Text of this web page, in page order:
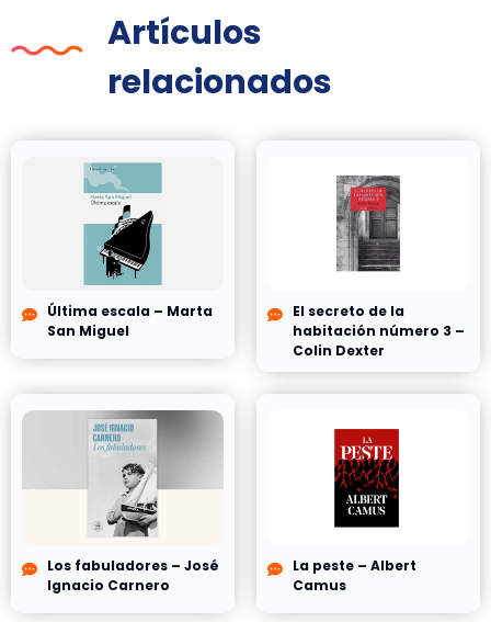
Artículos
relacionados
Última escala – Marta
San Miguel
El secreto de la
habitación número 3 –
Colin Dexter
Los fabuladores – José
Ignacio Carnero
La peste – Albert
Camus